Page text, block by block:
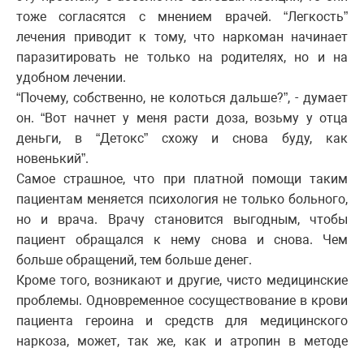
тоже согласятся с мнением врачей. “Легкость”
лечения приводит к тому, что наркоман начинает
паразитировать не только на родителях, но и на
удобном лечении.
“Почему, собственно, не колоться дальше?”, - думает
он. “Вот начнет у меня расти доза, возьму у отца
деньги, в “Детокс” схожу и снова буду, как
новенький”.
Самое страшное, что при платной помощи таким
пациентам меняется психология не только больного,
но и врача. Врачу становится выгодным, чтобы
пациент обращался к нему снова и снова. Чем
больше обращений, тем больше денег.
Кроме того, возникают и другие, чисто медицинские
проблемы. Одновременное сосуществование в крови
пациента героина и средств для медицинского
наркоза, может, так же, как и атропин в методе